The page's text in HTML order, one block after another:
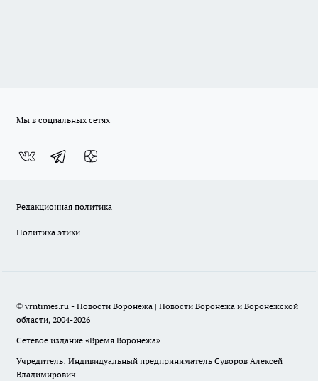
Мы в социальных сетях
Редакционная политика
Политика этики
© vrntimes.ru - Новости Воронежа | Новости Воронежа и Воронежской
области, 2004-2026
Сетевое издание «Время Воронежа»
Учредитель: Индивидуальный предприниматель Суворов Алексей
Владимирович